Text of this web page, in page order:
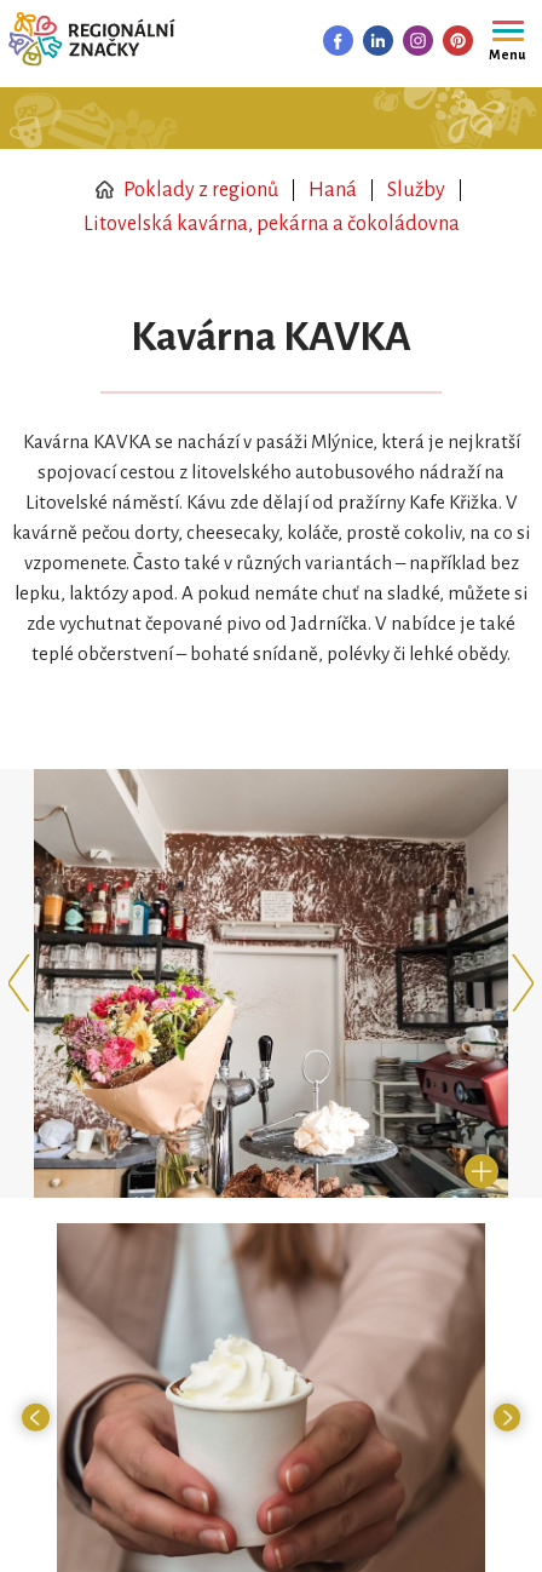
Menu
Poklady z regionů Haná
Služby
Litovelská kavárna, pekárna a čokoládovna
Kavárna KAVKA
Kavárna KAVKA se nachází v pasáži Mlýnice, která je nejkratší
spojovací cestou z litovelského autobusového nádraží na
Litovelské náměstí. Kávu zde dělají od pražírny Kafe Křižka. V
kavárně pečou dorty, cheesecaky, koláče, prostě cokoliv, na co si
vzpomenete. Často také v různých variantách – například bez
lepku, laktózy apod. A pokud nemáte chuť na sladké, můžete si
zde vychutnat čepované pivo od Jadrníčka. V nabídce je také
teplé občerstvení – bohaté snídaně, polévky či lehké obědy.